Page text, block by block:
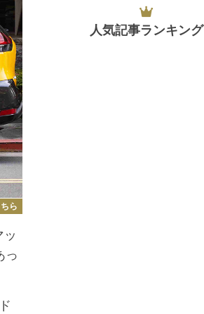
ら
っ
人気記事ランキング